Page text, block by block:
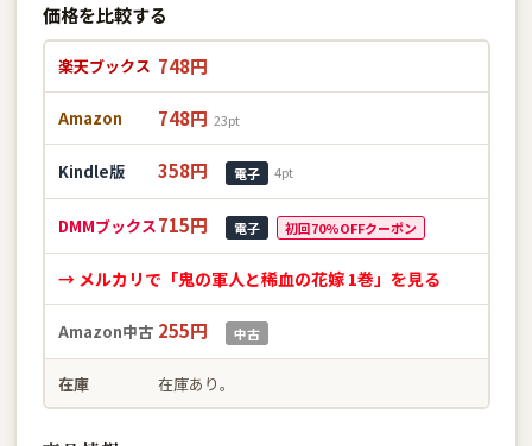
価格を比較する
楽天ブックス 748円
Amazon 748円 23pt
Kindle版 358円 電子 4pt
DMMブックス715円 電子 初回70%OFFクーポン
→ メルカリで「鬼の軍人と稀血の花嫁 1巻」を見る
Amazon中古 255円 中古
在庫 在庫あり。